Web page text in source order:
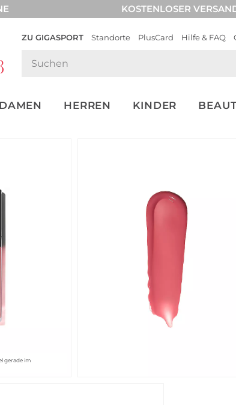
KOSTENLOSER
ZU GIGASPORT Standorte PlusCard Hilfe & FAQ
DAMEN HERREN KINDER
gerade im